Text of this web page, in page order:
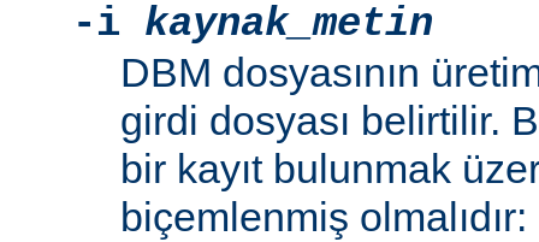
-i kaynak_metin
DBM dosyasının
girdi dosyası belirtilir.
bir kayıt bulunmak
biçemlenmiş olmalıdır: